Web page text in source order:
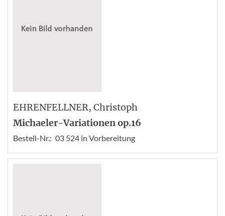
EHRENFELLNER, Christoph
Michaeler-Variationen op.16
Bestell-Nr.: 03 524 in Vorbereitung